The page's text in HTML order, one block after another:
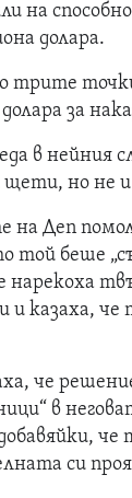
на
долара.
трите
за
в нейния
щети, но не
на Деп
той беше
нарекоха
казаха, че
че
в
че
си